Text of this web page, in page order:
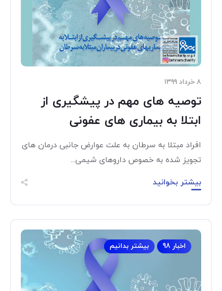
۸ خرداد ۱۳۹۹
توصیه های مهم در پیشگیری از
ابتلا به بیماری های عفونی
افراد مبتلا به سرطان به علت عوارض جانبی درمان های
تجویز شده به خصوص داروهای شیمی...
بیشتر بخوانید
اخبار 98 بیشتر بدانیم